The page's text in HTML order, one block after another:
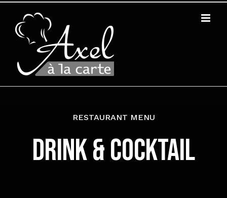
Inhalt
springen
RESTAURANT MENU
DRINK & COCKTAIL